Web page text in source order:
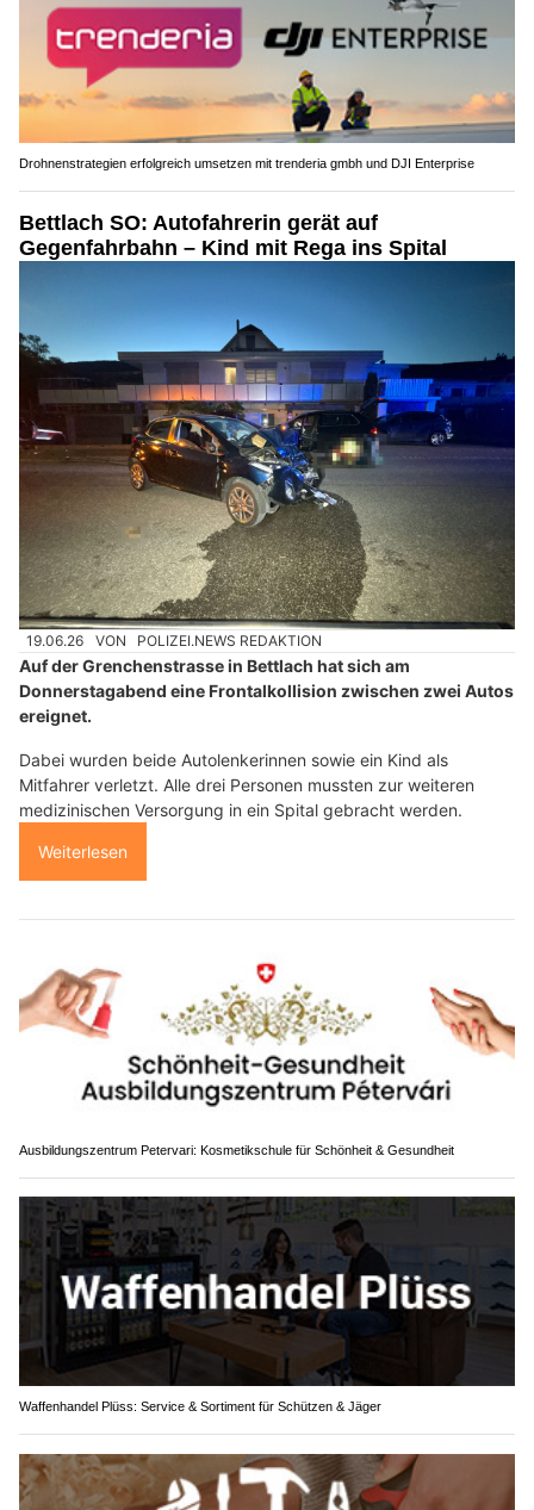
Drohnenstrategien erfolgreich umsetzen mit trenderia gmbh und DJI Enterprise
Bettlach SO: Autofahrerin gerät auf
Gegenfahrbahn – Kind mit Rega ins Spital
19.06.26 VON POLIZEI.NEWS REDAKTION
Auf der Grenchenstrasse in Bettlach hat sich am
Donnerstagabend eine Frontalkollision zwischen zwei Autos
ereignet.
Dabei wurden beide Autolenkerinnen sowie ein Kind als
Mitfahrer verletzt. Alle drei Personen mussten zur weiteren
medizinischen Versorgung in ein Spital gebracht werden.
Weiterlesen
Ausbildungszentrum Petervari: Kosmetikschule für Schönheit & Gesundheit
Waffenhandel Plüss: Service & Sortiment für Schützen & Jäger